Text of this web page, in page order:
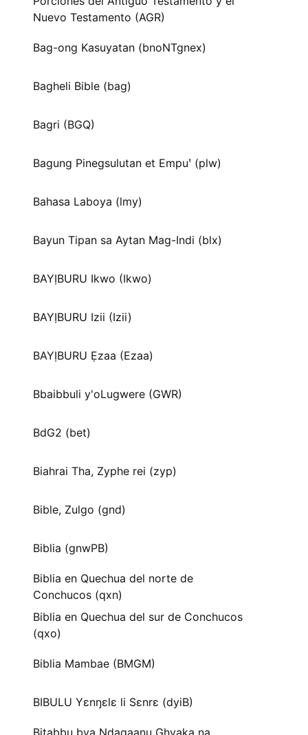
Nuevo Testamento (AGR)
Bag-ong Kasuyatan (bnoNTgnex)
Bagheli Bible (bag)
Bagri (BGQ)
Bagung Pinegsulutan et Empuꞌ (plw)
Bahasa Laboya (lmy)
Bayun Tipan sa Aytan Mag-Indi (blx)
BAYỊBURU Ikwo (Ikwo)
BAYỊBURU Izii (Izii)
BAYỊBURU Ẹzaa (Ezaa)
Bbaibbuli y'oLugwere (GWR)
BdG2 (bet)
Biahrai Tha, Zyphe rei (zyp)
Bible, Zulgo (gnd)
Biblia (gnwPB)
Biblia en Quechua del norte de
Conchucos (qxn)
Biblia en Quechua del sur de Conchucos
(qxo)
Biblia Mambae (BMGM)
BIBULU Yɛnŋɛlɛ li Sɛnrɛ (dyiB)
Bitabbu bya Ndagaanu Ghyaka na